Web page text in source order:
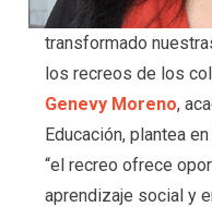
transformado
los recreos de los
Genevy Moreno,
Educación, plantea
“el recreo ofrece
aprendizaje social y